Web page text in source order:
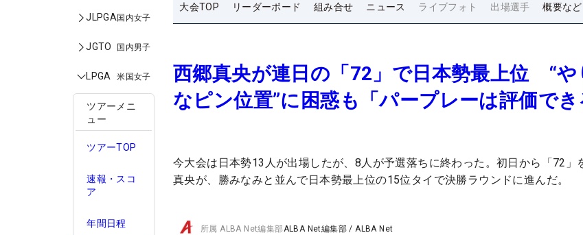
JLPGA国内女子
JGTO 国内男子
LPGA 米国女子
ツアーメニ
ュー
ツアーTOP
速報・スコ
ア
年間日程
大会TOP リーダーボード 組み合せ ニュース ライブフォト 出場選手 概要など
西郷真央が連日の「72」で日本勢最上位 “や
なピン位置”に困惑も「パープレーは評価でき
今大会は日本勢13人が出場したが、8人が予選落ちに終わった。初日から「72」
真央が、勝みなみと並んで日本勢最上位の15位タイで決勝ラウンドに進んだ。
所属ALBA Net編集部ALBA Net編集部 /ALBA Net